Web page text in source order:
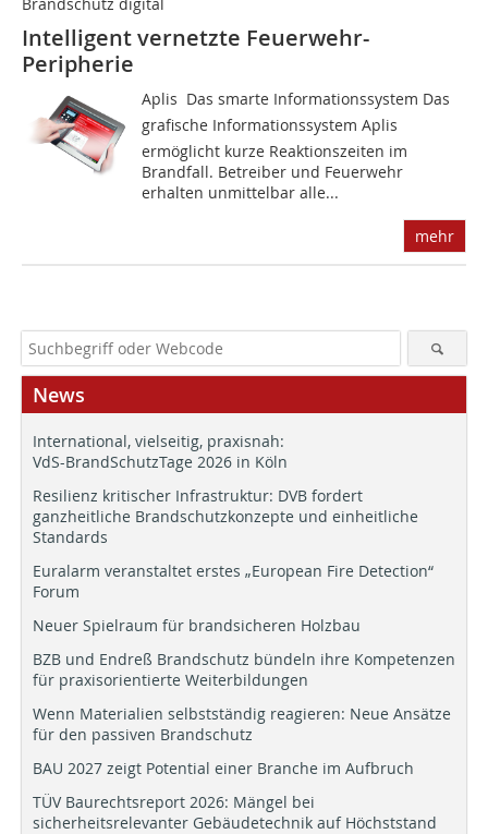
Intelligent vernetzte Feuerwehr-
Peripherie
Aplis  Das smarte Informationssystem Das
grafische Informationssystem Aplis
ermöglicht kurze Reaktionszeiten im
Brandfall. Betreiber und Feuerwehr
erhalten unmittelbar alle...
mehr
News
International, vielseitig, praxisnah:
VdS-BrandSchutzTage 2026 in Köln
Resilienz kritischer Infrastruktur: DVB fordert
ganzheitliche Brandschutzkonzepte und einheitliche
Standards
Euralarm veranstaltet erstes „European Fire Detection“
Forum
Neuer Spielraum für brandsicheren Holzbau
BZB und Endreß Brandschutz bündeln ihre Kompetenzen
für praxisorientierte Weiterbildungen
Wenn Materialien selbstständig reagieren: Neue Ansätze
für den passiven Brandschutz
BAU 2027 zeigt Potential einer Branche im Aufbruch
TÜV Baurechtsreport 2026: Mängel bei
sicherheitsrelevanter Gebäudetechnik auf Höchststand